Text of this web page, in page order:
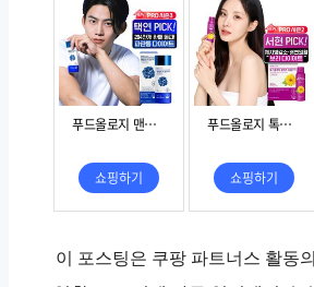
이 포스팅은 쿠팡 파트너스 활동의